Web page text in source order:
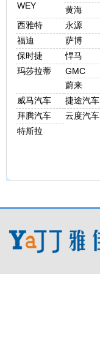
WEY
黄海
西雅特
永源
福迪
萨博
保时捷
悍马
玛莎拉蒂
GMC
蔚来
威马汽车
捷途汽车
拜腾汽车
云度汽车
特斯拉